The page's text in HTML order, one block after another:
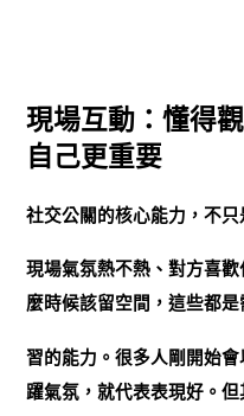
現場互動：懂得
自己更重要
社交公關的核心能力，不
現場氣氛熱不熱、對方喜
麼時候該留空間，這些都是
習的能力。很多人剛開始
躍氣氛，就代表表現好。但